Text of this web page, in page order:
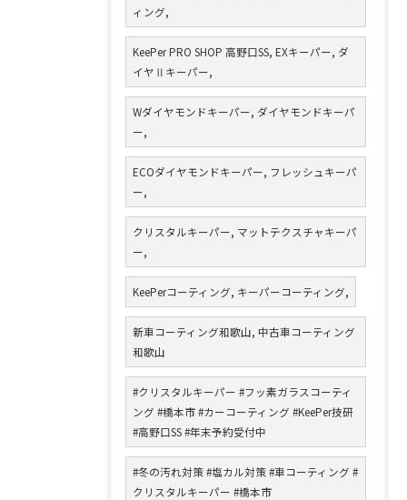
ィング,
KeePer PRO SHOP 高野口SS, EXキーパー, ダ
イヤⅡキーパー,
Wダイヤモンドキーパー, ダイヤモンドキーパ
ー,
ECOダイヤモンドキーパー, フレッシュキーパ
ー,
クリスタルキーパー, マットテクスチャキーパ
ー,
KeePerコーティング, キーパーコーティング,
新車コーティング和歌山, 中古車コーティング
和歌山
#クリスタルキーパー #フッ素ガラスコーティ
ング #橋本市 #カーコーティング #KeePer技研
#高野口SS #年末予約受付中
#冬の汚れ対策 #塩カル対策 #車コーティング #
クリスタルキーパー #橋本市